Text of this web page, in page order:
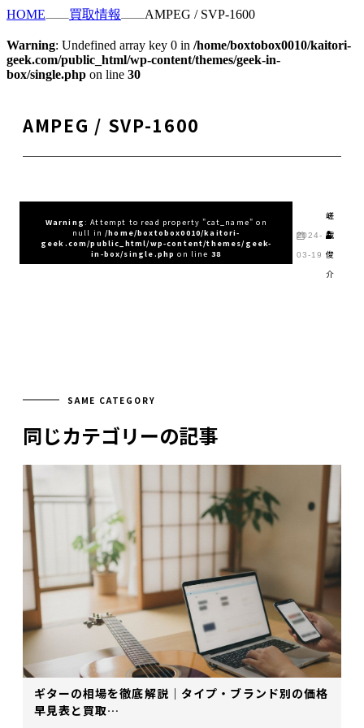
HOME 買取情報 AMPEG / SVP-1600
Warning: Undefined array key 0 in /home/boxtobox0010/kaitori-
geek.com/public_html/wp-content/themes/geek-in-
box/single.php on line 30
AMPEG / SVP-1600
Warning: Attempt to read property "cat_name" on
null in/home/boxtobox0010/kaitori-
geek.com/public_html/wp-content/themes/geek-
in-box/single.php on line 38
2024-
03-19
嵯
峨
俊
介
SAME CATEGORY
同じカテゴリーの記事
ギターの相場を徹底解説｜タイプ・ブランド別の価格
早見表と買取…